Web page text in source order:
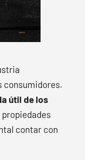
consumidores.
útil de los
contar con